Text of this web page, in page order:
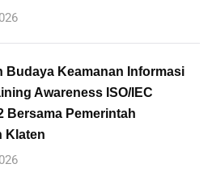
Budaya Keamanan Informasi
Awareness ISO/IEC
Bersama Pemerintah
Klaten